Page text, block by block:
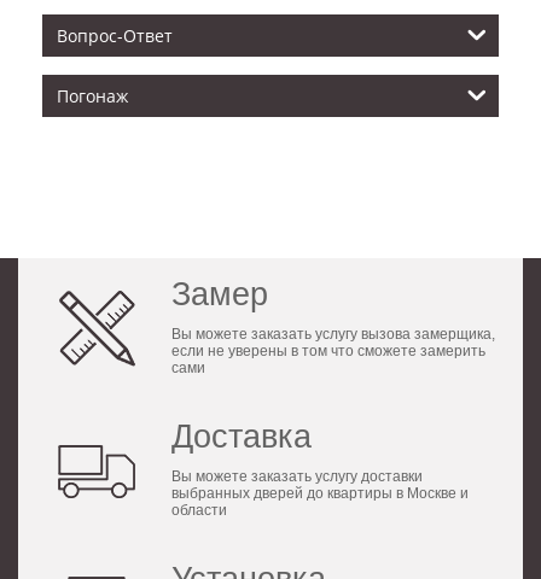
Вопрос-Ответ
Погонаж
Замер
Вы можете заказать услугу вызова замерщика,
если не уверены в том что сможете замерить
сами
Доставка
Вы можете заказать услугу доставки
выбранных дверей до квартиры в Москве и
области